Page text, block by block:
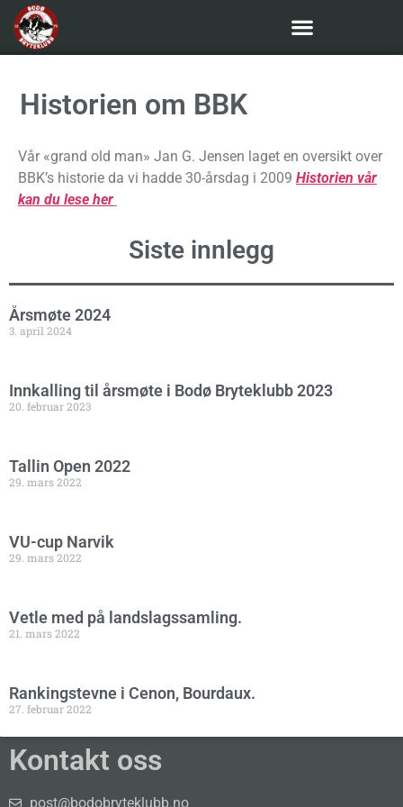
Historien om BBK
Vår «grand old man» Jan G. Jensen laget en oversikt over
BBK’s historie da vi hadde 30-årsdag i 2009 Historien vår
kan du lese her
Siste innlegg
Årsmøte 2024
3. april 2024
Innkalling til årsmøte i Bodø Bryteklubb 2023
20. februar 2023
Tallin Open 2022
29. mars 2022
VU-cup Narvik
29. mars 2022
Vetle med på landslagssamling.
21. mars 2022
Rankingstevne i Cenon, Bourdaux.
27. februar 2022
Kontakt oss
post@bodobryteklubb.no